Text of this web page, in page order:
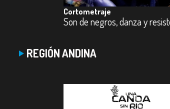
Cortometraje
Son de negros, danza y
REGIÓN ANDINA